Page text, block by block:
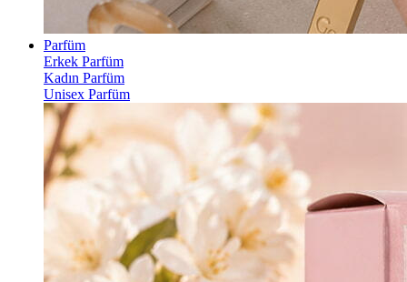
Parfüm
Erkek Parfüm
Kadın Parfüm
Unisex Parfüm